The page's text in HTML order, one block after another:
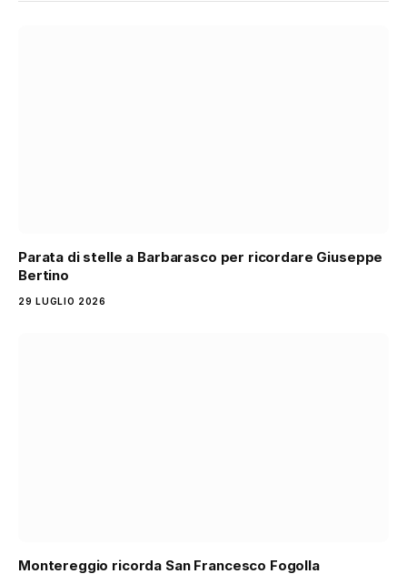
Parata di stelle a Barbarasco per ricordare Giuseppe
Bertino
29 LUGLIO 2026
Montereggio ricorda San Francesco Fogolla